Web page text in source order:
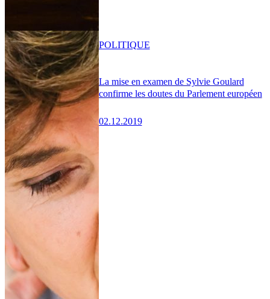
La mise en examen de Sylvie Goulard
confirme les doutes du Parlement européen
02.12.2019
POLITIQUE